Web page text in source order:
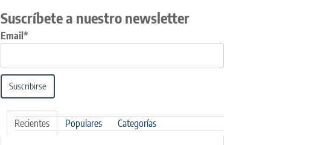
Suscríbete a nuestro newsletter
Email*
Suscribirse
Recientes Populares Categorías